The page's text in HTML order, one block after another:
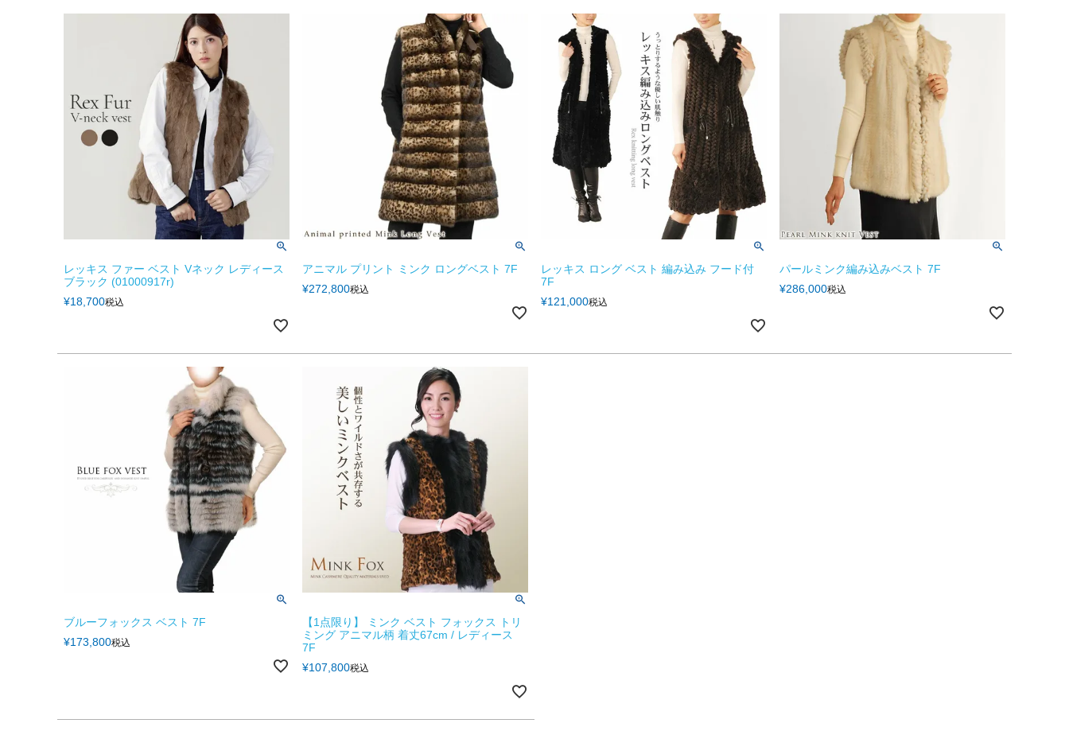
レッキス ファー ベスト Vネック レディース
ブラック (01000917r)
¥18,700税込
アニマル プリント ミンク ロングベスト 7F
¥272,800税込
レッキス ロング ベスト 編み込み フード付
7F
¥121,000税込
パールミンク編み込みベスト 7F
¥286,000税込
ブルーフォックス ベスト 7F
¥173,800税込
【1点限り】 ミンク ベスト フォックス トリ
ミング アニマル柄 着丈67cm / レディース
7F
¥107,800税込